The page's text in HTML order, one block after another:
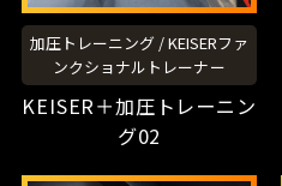
加圧トレーニング /KEISERファ
ンクショナルトレーナー
KEISER＋加圧トレーニン
グ02